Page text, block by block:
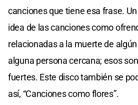
canciones que tiene esa frase.
idea de las canciones como
relacionadas a la muerte de
alguna persona cercana; esos
fuertes. Este disco también se
así, “Canciones como flores”.